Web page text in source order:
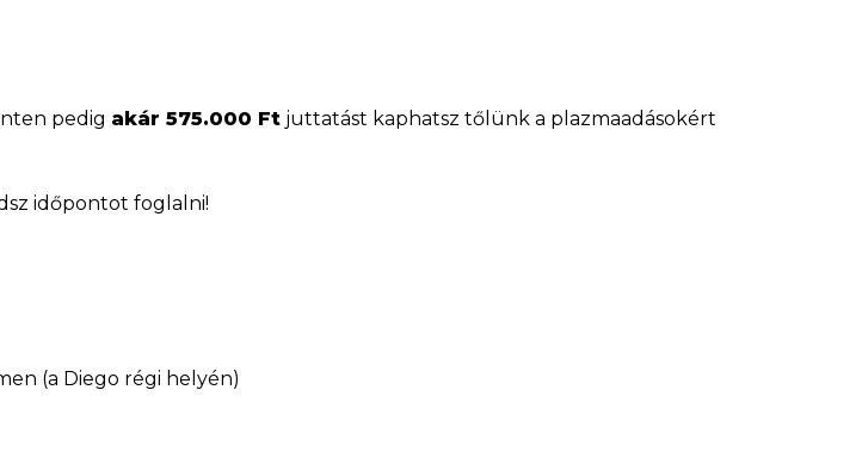
pedig akár 575.000 Ft juttatást kaphatsz tőlünk a plazmaadásokért
időpontot foglalni!
(a Diego régi helyén)